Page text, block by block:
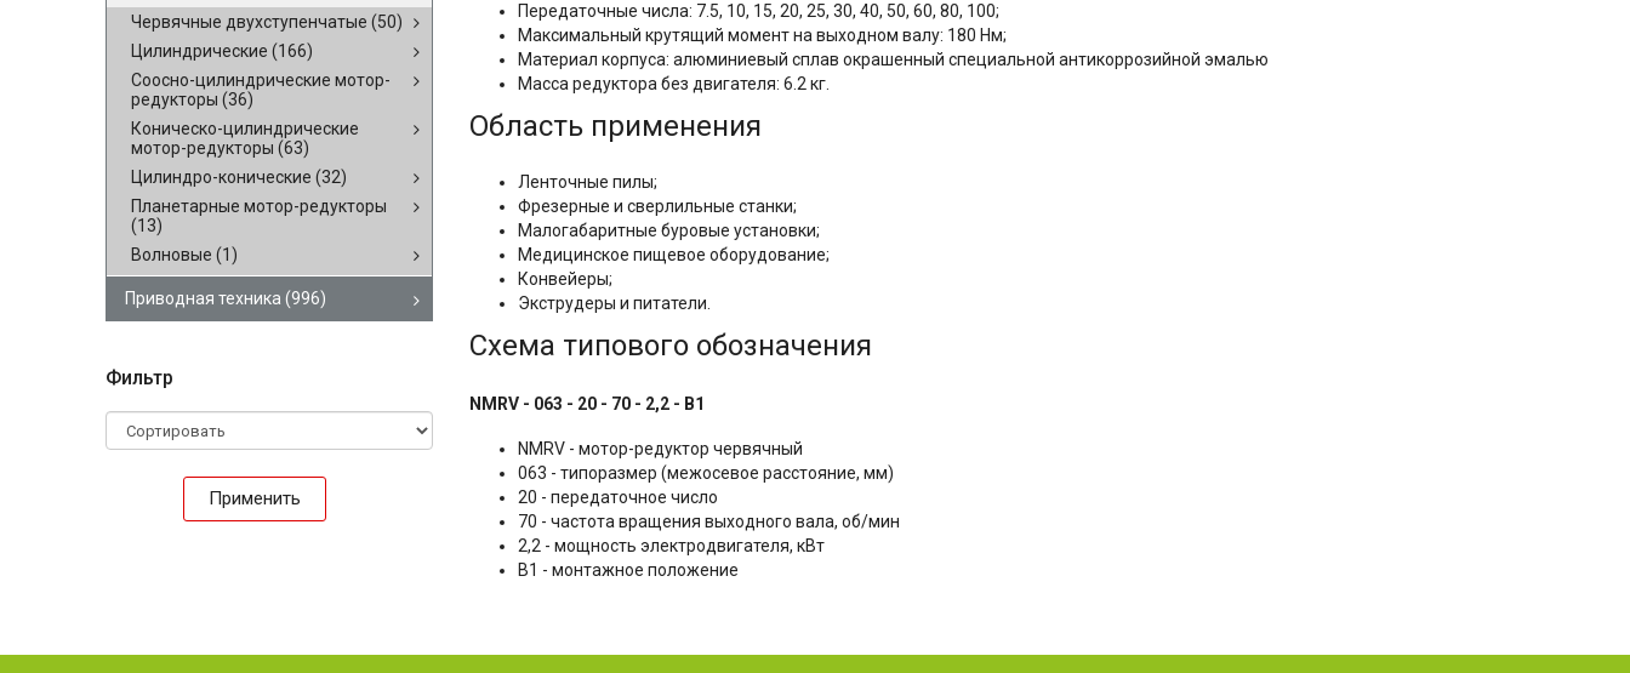
Червячные двухступенчатые (50)
Цилиндрические (166)
Соосно-цилиндрические мотор-
редукторы (36)
Коническо-цилиндрические
мотор-редукторы (63)
Цилиндро-конические (32)
Планетарные мотор-редукторы
(13)
Волновые (1)
Приводная техника (996)
Фильтр
Применить
Передаточные числа: 7.5, 10, 15, 20, 25, 30, 40, 50, 60, 80, 100;
Максимальный крутящий момент на выходном валу: 180 Нм;
Материал корпуса: алюминиевый сплав окрашенный специальной антикоррозийной эмалью
Масса редуктора без двигателя: 6.2 кг.
Область применения
Ленточные пилы;
Фрезерные и сверлильные станки;
Малогабаритные буровые установки;
Медицинское пищевое оборудование;
Конвейеры;
Экструдеры и питатели.
Схема типового обозначения
NMRV - 063 - 20 - 70 - 2,2 - B1
NMRV - мотор-редуктор червячный
063 - типоразмер (межосевое расстояние, мм)
20 - передаточное число
70 - частота вращения выходного вала, об/мин
2,2 - мощность электродвигателя, кВт
B1 - монтажное положение